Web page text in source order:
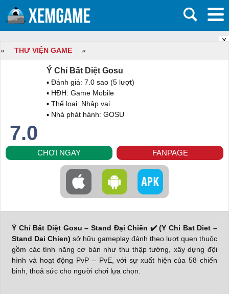
X
»
THƯ VIỆN GAME »
Ý Chí Bất Diệt Gosu
▪ Đánh giá: 7.0 sao (5 lượt)
▪ HĐH: Game Mobile
▪ Thể loại: Nhập vai
▪ Nhà phát hành: GOSU
7.0
CHƠI NGAY FANPAGE
Ý Chí Bất Diệt Gosu – Stand Đại Chiến ✔️ (Y Chi Bat Diet –
Stand Dai Chien) sở hữu gameplay đánh theo lượt quen thuộc
gồm các tính năng cơ bản như thu thập tướng, xây dựng đội
hình và hoạt động PvP – PvE, với sự xuất hiện của 58 chiến
binh, thoả sức cho người chơi lựa chọn.